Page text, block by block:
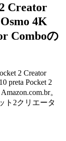
Creator
4K
Comboの
2 Creator
preta Pocket 2
。
ト2クリエータ